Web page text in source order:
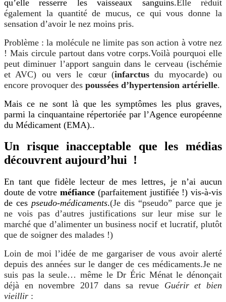
qu’elle resserre les vaisseaux sanguins.Elle réduit
également la quantité de mucus, ce qui vous donne la
sensation d’avoir le nez moins pris.
Problème : la molécule ne limite pas son action à votre nez
! Mais circule partout dans votre corps.Voilà pourquoi elle
peut diminuer l’apport sanguin dans le cerveau (ischémie
et AVC) ou vers le cœur (infarctus du myocarde) ou
encore provoquer des poussées d’hypertension artérielle.
Mais ce ne sont là que les symptômes les plus graves,
parmi la cinquantaine répertoriée par l’Agence européenne
du Médicament (EMA)..
Un risque inacceptable que les médias
découvrent aujourd’hui !
En tant que fidèle lecteur de mes lettres, je n’ai aucun
doute de votreméfiance (parfaitement justifiée !) vis-à-vis
de ces pseudo-médicaments.(Je dis “pseudo” parce que je
ne vois pas d’autres justifications sur leur mise sur le
marché que d’alimenter un business nocif et lucratif, plutôt
que de soigner des malades !)
Loin de moi l’idée de me gargariser de vous avoir alerté
depuis des années sur le danger de ces médicaments.Je ne
suis pas la seule… même le Dr Éric Ménat le dénonçait
déjà en novembre 2017 dans sa revue Guérir et bien
vieillir :